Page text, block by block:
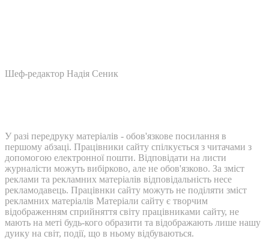
Шеф-редактор Надія Сеник
У разі передруку матеріалів - обов'язкове посилання в
першому абзаці. Працівники сайту спілкується з читачами з
допомогою електронної пошти. Відповідати на листи
журналісти можуть вибірково, але не обов'язково. За зміст
реклами та рекламних матеріалів відповідальність несе
рекламодавець. Працівнки сайту можуть не поділяти зміст
рекламних матеріалів Матеріали сайту є творчим
відображенням сприйняття світу працівниками сайту, не
мають на меті будь-кого образити та відображають лише нашу
дуику на світ, події, що в ньому відбуваються.